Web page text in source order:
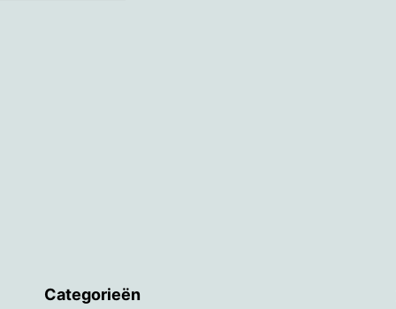
Categorieën